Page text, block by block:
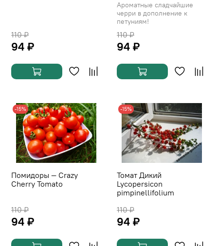
110 ₽
94 ₽
Ароматные сладчайшие
черри в дополнение к
петуниям!
110 ₽
94 ₽
-15%
Помидоры — Crazy
Cherry Tomato
110 ₽
94 ₽
-15%
Томат Дикий
Lycopersicon
pimpinellifolium
110 ₽
94 ₽